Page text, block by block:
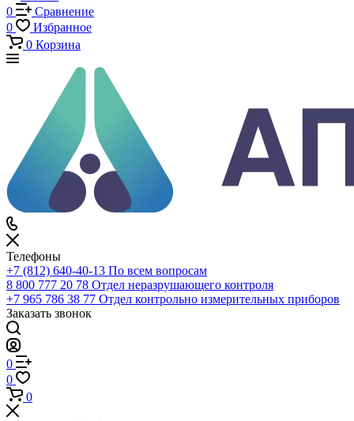
Каталог
Каталог
По всему сайту
По каталогу
Войти
0
Сравнение
Избранное